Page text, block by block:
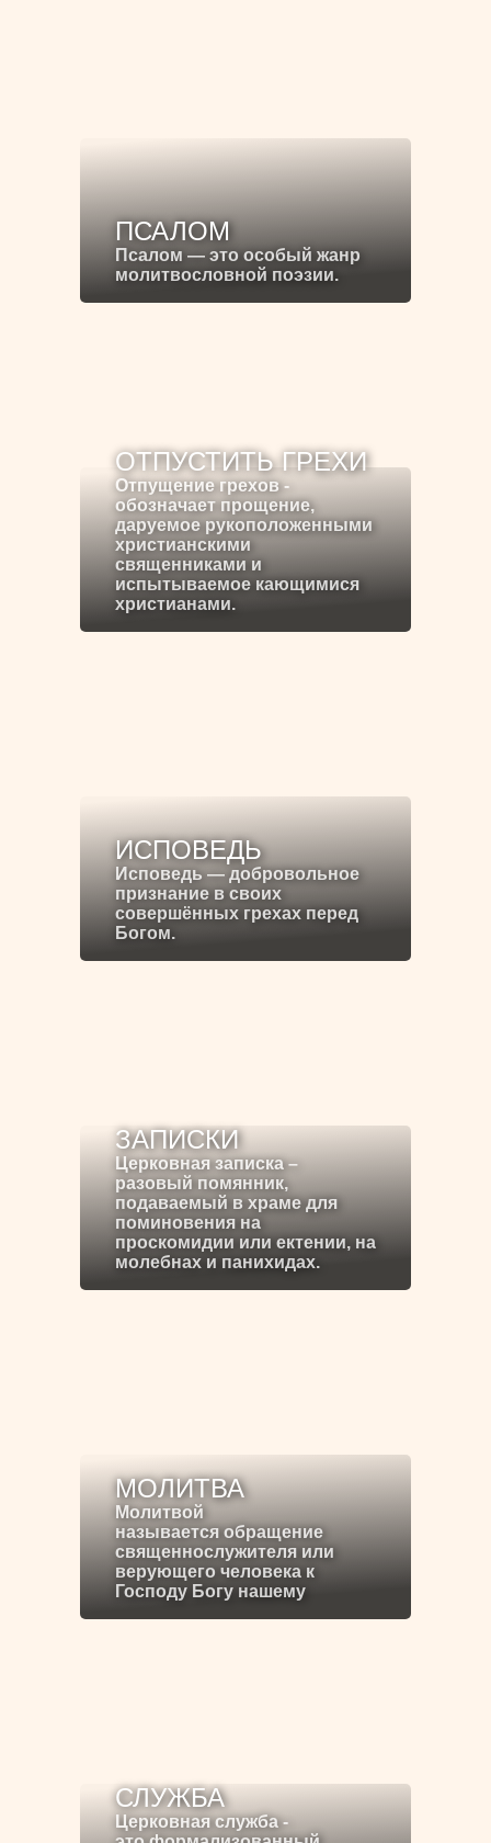
ПСАЛОМ
Псалом — это особый жанр
молитвословной поэзии.
ОТПУСТИТЬ ГРЕХИ
Отпущение грехов -
обозначает прощение,
даруемое рукоположенными
христианскими
священниками и
испытываемое кающимися
христианами.
ИСПОВЕДЬ
Исповедь — добровольное
признание в своих
совершённых грехах перед
Богом.
ЗАПИСКИ
Церковная записка –
разовый помянник,
подаваемый в храме для
поминовения на
проскомидии или ектении, на
молебнах и панихидах.
МОЛИТВА
Молитвой
называется обращение
священнослужителя или
верующего человека к
Господу Богу нашему
СЛУЖБА
Церковная служба -